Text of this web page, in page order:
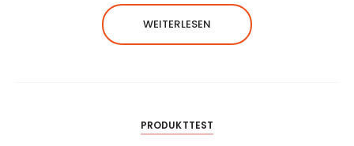
WEITERLESEN
PRODUKTTEST